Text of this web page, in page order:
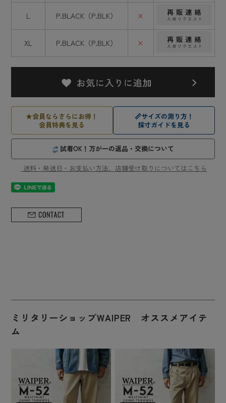
L P.BLACK（P.BLK） ×
XL P.BLACK（P.BLK） ×
★会員ならさらにお得！
会員特典を見る
📏サイズの測り方！
採寸ガイドを見る
試着OK！万が一の返品・交換について
送料・発送日・お支払い方法、店舗受け取りについてはこちら
ミリタリーショップWAIPER オススメアイテ
ム